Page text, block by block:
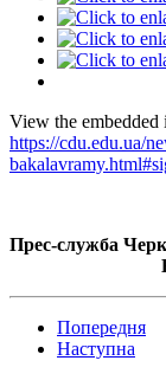
View the embedded
https://cdu.edu.ua/
Прес-служба
Попередня
Наступна